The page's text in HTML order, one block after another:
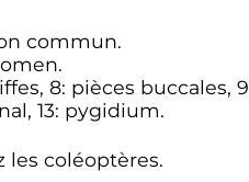
commun.
8: pièces buccales,
13: pygidium.
les coléoptères.